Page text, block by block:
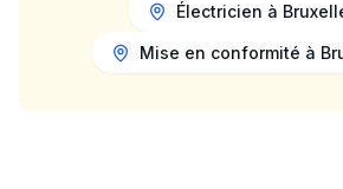
Électricien à
Mise en conformité à